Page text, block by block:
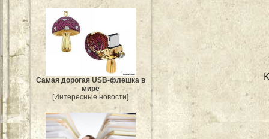
Самая дорогая USB-флешка в
мире
[Интересные новости]